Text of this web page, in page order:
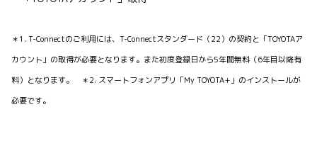
＊1. T-Connectのご利用には、T-Connectスタンダード（22）の契約と「TOYOTAア
カウント」の取得が必要となります。また初度登録日から5年間無料（6年目以降有
料）となります。 ＊2. スマートフォンアプリ「My TOYOTA+」のインストールが
必要です。